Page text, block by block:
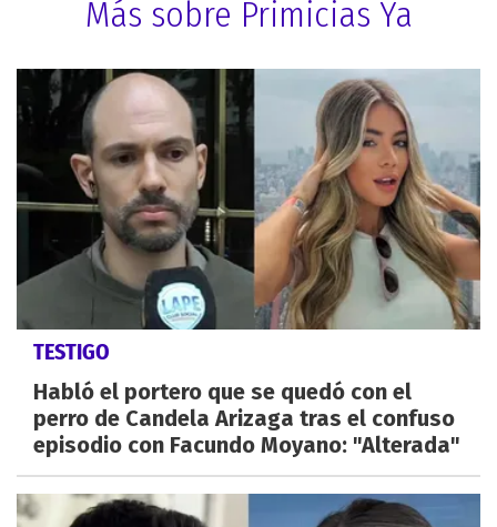
Más sobre Primicias Ya
TESTIGO
Habló el portero que se quedó con el
perro de Candela Arizaga tras el confuso
episodio con Facundo Moyano: "Alterada"